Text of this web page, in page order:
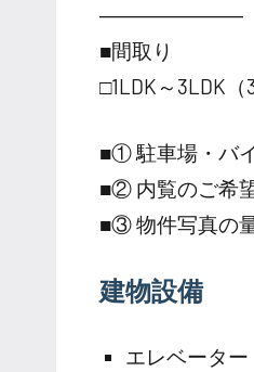
―――――――
■間取り
□1LDK～3LDK（
■① 駐車場・バ
■② 内覧のご希
■③ 物件写真の
建物設備
エレベーター